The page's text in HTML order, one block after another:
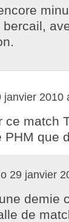
bercail,
janvier 2010
ce match
PHM que
29 janvier
demie
de